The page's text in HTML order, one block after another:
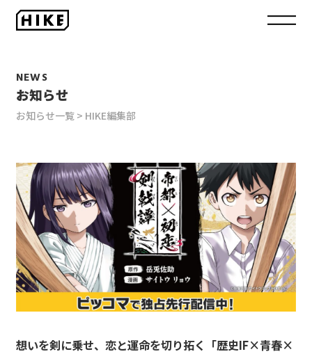
NEWS
お知らせ
お知らせ一覧 HIKE編集部
想いを剣に乗せ、恋と運命を切り拓く「歴史IF×青春×